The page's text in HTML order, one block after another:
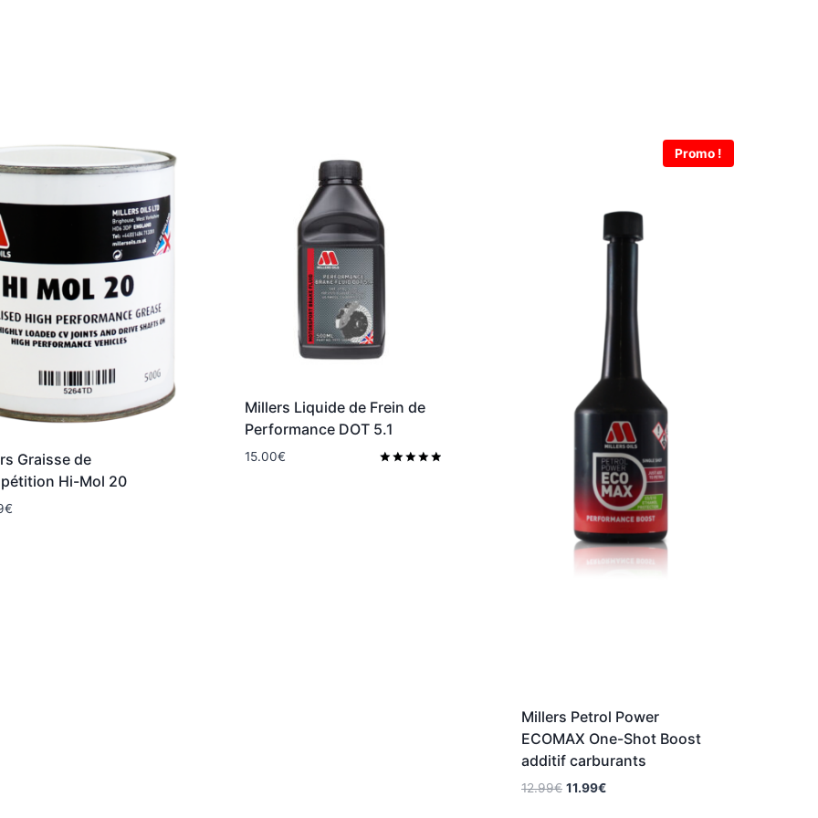
Graisse de
Hi-Mol 20
€
Millers Liquide de Frein de
Performance DOT 5.1
15.00€
Promo !
Millers Petrol Power
ECOMAX One-Shot Boost
additif carburants
12.99€ Le
11.99€Le